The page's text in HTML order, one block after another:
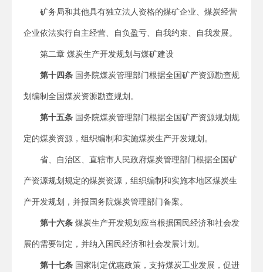
矿务局和其他具有独立法人资格的煤矿企业、煤炭经营
企业依法实行自主经营、自负盈亏、自我约束、自我发展。
第二章 煤炭生产开发规划与煤矿建设
第十四条 国务院煤炭管理部门根据全国矿产资源勘查规
划编制全国煤炭资源勘查规划。
第十五条 国务院煤炭管理部门根据全国矿产资源规划规
定的煤炭资源，组织编制和实施煤炭生产开发规划。
省、自治区、直辖市人民政府煤炭管理部门根据全国矿
产资源规划规定的煤炭资源，组织编制和实施本地区煤炭生
产开发规划，并报国务院煤炭管理部门备案。
第十六条 煤炭生产开发规划应当根据国民经济和社会发
展的需要制定，并纳入国民经济和社会发展计划。
第十七条 国家制定优惠政策，支持煤炭工业发展，促进